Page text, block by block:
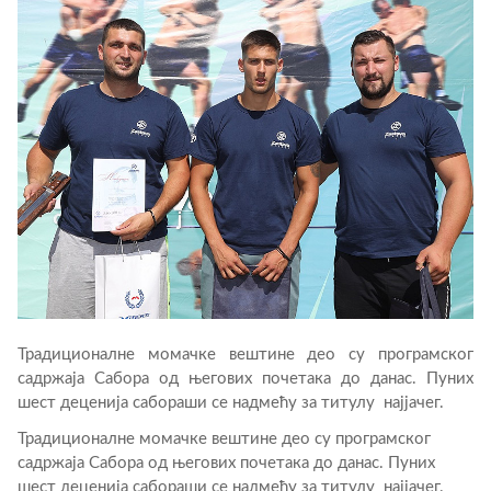
Традиционалне момачке вештине део су програмског
садржаја Сабора од његових почетака до данас. Пуних
шест деценија сабораши се надмећу за титулу најјачег.
Традиционалне момачке вештине део су програмског
садржаја Сабора од његових почетака до данас. Пуних
шест деценија сабораши се надмећу за титулу најјачег.